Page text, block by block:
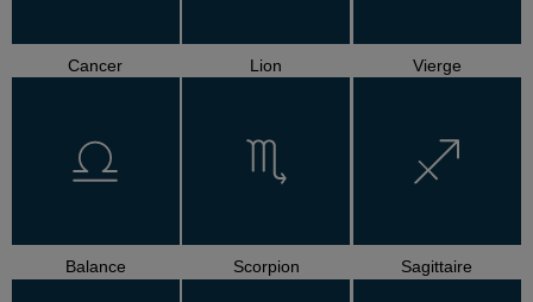
Cancer Lion Vierge
Balance Scorpion Sagittaire